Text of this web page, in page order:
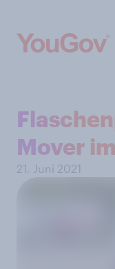
Mover
21. Juni 2021